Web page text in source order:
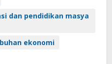
dan pendidikan masya
ekonomi